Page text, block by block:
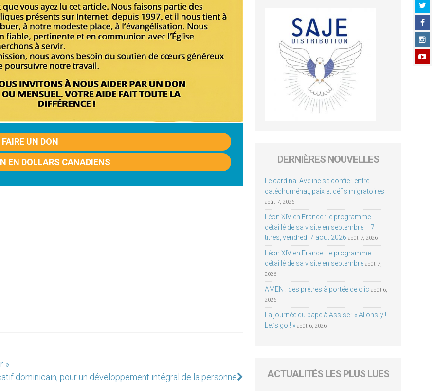
FAIRE UN DON
EN DOLLARS CANADIENS
»
dominicain, pour un développement intégral de la personne
DERNIÈRES NOUVELLES
Le cardinal Aveline se confie : entre
catéchuménat, paix et défis migratoires
août 7, 2026
Léon XIV en France : le programme
détaillé de sa visite en septembre – 7
titres, vendredi 7 août 2026 août 7, 2026
Léon XIV en France : le programme
détaillé de sa visite en septembre août 7,
2026
AMEN : des prêtres à portée de clic août 6,
2026
La journée du pape à Assise : « Allons-y !
Let’s go ! » août 6, 2026
ACTUALITÉS LES PLUS LUES